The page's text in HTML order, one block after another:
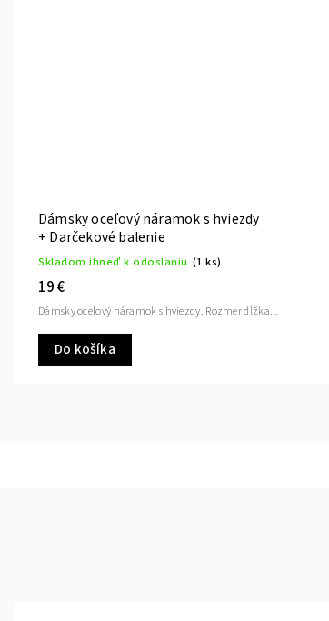
Dámsky oceľový náramok s hviezdy
+ Darčekové balenie
Skladom ihneď k odoslaniu (1 ks)
19 €
Do košíka
Dámsky oceľový náramok s hviezdy. Rozmer dĺžka...